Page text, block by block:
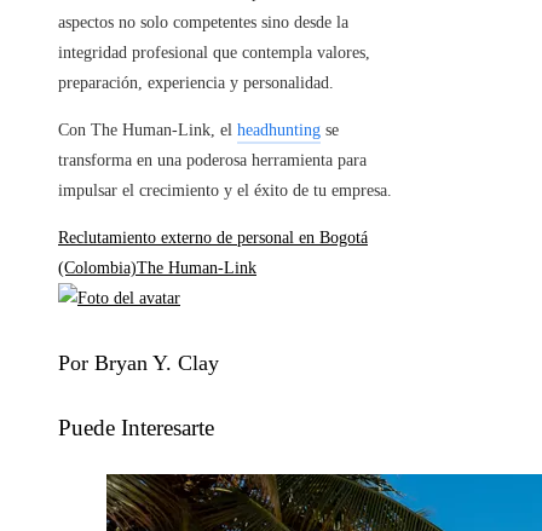
aspectos no solo competentes sino desde la
integridad profesional que contempla valores,
preparación, experiencia y personalidad.
Con The Human-Link, el headhunting se
transforma en una poderosa herramienta para
impulsar el crecimiento y el éxito de tu empresa.
Reclutamiento externo de personal en Bogotá
(Colombia)The Human-Link
Por Bryan Y. Clay
Puede Interesarte